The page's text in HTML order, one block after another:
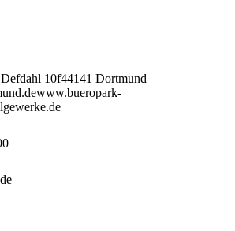
10f44141 Dortmund
www.bueropark-